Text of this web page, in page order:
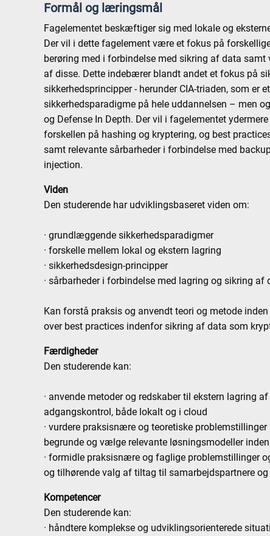
Formål og læringsmål
Fagelementet beskæftiger sig med lokale og
Der vil i dette fagelement være et fokus på
berøring med i forbindelse med sikring af data samt
af disse. Dette indebærer blandt andet et fokus på
sikkerhedsprincipper - herunder CIA-triaden, som er
sikkerhedsparadigme på hele uddannelsen – men
og Defense In Depth. Der vil i fagelementet
forskellen på hashing og kryptering, og best
samt relevante sårbarheder i forbindelse med
injection.
Viden
Den studerende har udviklingsbaseret viden om:
· grundlæggende sikkerhedsparadigmer
· forskelle mellem lokal og ekstern lagring
· sikkerhedsdesign-principper
· sårbarheder i forbindelse med lagring og sikring af
Kan forstå praksis og anvendt teori og metode
over best practices indenfor sikring af data som
Færdigheder
Den studerende kan:
· anvende metoder og redskaber til ekstern lagring
adgangskontrol, både lokalt og i cloud
· vurdere praksisnære og teoretiske
begrunde og vælge relevante løsningsmodeller
· formidle praksisnære og faglige problemstillinger
og tilhørende valg af tiltag til samarbejdspartnere og
Kompetencer
Den studerende kan:
· håndtere komplekse og udviklingsorienterede